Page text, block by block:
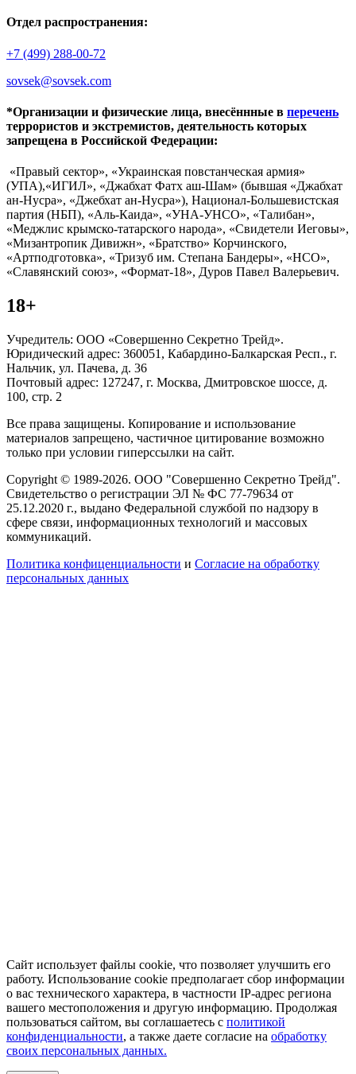
Отдел распространения:
+7 (499) 288-00-72
sovsek@sovsek.com
*Организации и физические лица, внесённные в перечень
террористов и экстремистов, деятельность которых
запрещена в Российской Федерации:
«Правый сектор», «Украинская повстанческая армия»
(УПА),«ИГИЛ», «Джабхат Фатх аш-Шам» (бывшая «Джабхат
ан-Нусра», «Джебхат ан-Нусра»), Национал-Большевистская
партия (НБП), «Аль-Каида», «УНА-УНСО», «Талибан»,
«Меджлис крымско-татарского народа», «Свидетели Иеговы»,
«Мизантропик Дивижн», «Братство» Корчинского,
«Артподготовка», «Тризуб им. Степана Бандеры», «НСО»,
«Славянский союз», «Формат-18», Дуров Павел Валерьевич.
18+
Учредитель: ООО «Совершенно Секретно Трейд».
Юридический адрес: 360051, Кабардино-Балкарская Респ., г.
Нальчик, ул. Пачева, д. 36
Почтовый адрес: 127247, г. Москва, Дмитровское шоссе, д.
100, стр. 2
Все права защищены. Копирование и использование
материалов запрещено, частичное цитирование возможно
только при условии гиперссылки на сайт.
Copyright © 1989-2026. ООО "Совершенно Секретно Трейд".
Свидетельство о регистрации ЭЛ № ФС 77-79634 от
25.12.2020 г., выдано Федеральной службой по надзору в
сфере связи, информационных технологий и массовых
коммуникаций.
Политика конфиценциальности и Согласие на обработку
персональных данных
Сайт использует файлы cookie, что позволяет улучшить его
работу. Использование cookie предполагает сбор информации
о вас технического характера, в частности IP-адрес региона
вашего местоположения и другую информацию. Продолжая
пользоваться сайтом, вы соглашаетесь с политикой
конфиденциальности, а также даете согласие на обработку
своих персональных данных.